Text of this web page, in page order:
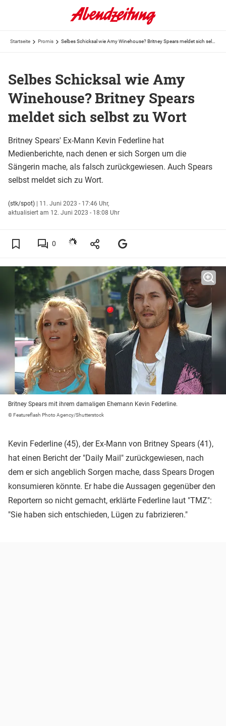
Startseite Promis
Selbes Schicksal wie Amy
Winehouse? Britney Spears
meldet sich selbst zu Wort
Britney Spears' Ex-Mann Kevin Federline hat
Medienberichte, nach denen er sich Sorgen um die
Sängerin mache, als falsch zurückgewiesen. Auch Spears
selbst meldet sich zu Wort.
(stk/spot) | 11. Juni 2023 - 17:46 Uhr,
aktualisiert am 12. Juni 2023 - 18:08 Uhr
0
Britney Spears mit ihrem damaligen Ehemann Kevin Federline.
© Featureflash Photo Agency/Shutterstock
Kevin Federline (45), der Ex-Mann von Britney Spears (41),
hat einen Bericht der "Daily Mail" zurückgewiesen, nach
dem er sich angeblich Sorgen mache, dass Spears Drogen
konsumieren könnte. Er habe die Aussagen gegenüber den
Reportern so nicht gemacht, erklärte Federline laut "TMZ":
"Sie haben sich entschieden, Lügen zu fabrizieren."